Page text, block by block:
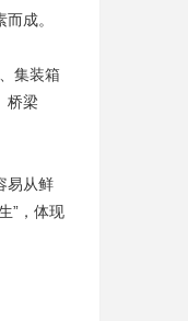
成。
集装箱
桥梁
易从鲜
”，体现